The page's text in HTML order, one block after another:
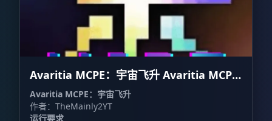
Avaritia MCPE：宇宙飞升 Avaritia MCPE:
Cosmic Ascension
Avaritia MCPE：宇宙飞升
作者：TheMainly2YT
运行要求